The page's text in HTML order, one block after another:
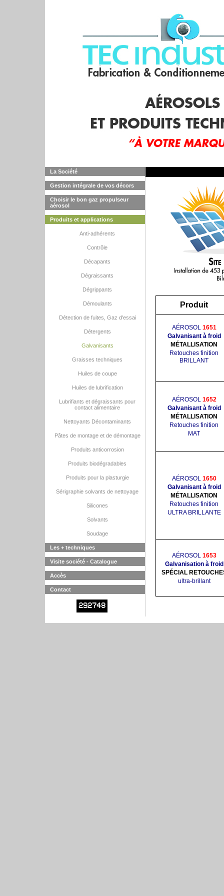
La Société
Gestion intégrale de vos décors
Choisir le bon gaz propulseur
aérosol
Produits et applications
Anti-adhérents
Contrôle
Décapants
Dégraissants
Dégrippants
Démoulants
Détection de fuites, Gaz d'essai
Détergents
Galvanisants
Graisses techniques
Huiles de coupe
Huiles de lubrification
Lubrifiants et dégraissants pour
contact alimentaire
Nettoyants Décontaminants
Pâtes de montage et de démontage
Produits anticorrosion
Produits biodégradables
Produits pour la plasturgie
Sérigraphie solvants de nettoyage
Silicones
Solvants
Soudage
Les + techniques
Visite société - Catalogue
Accès
Contact
292748
Produit
AÉROSOL 1651
Galvanisant à froid
MÉTALLISATION
Retouches finition
BRILLANT
AÉROSOL 1652
Galvanisant à froid
MÉTALLISATION
Retouches finition
MAT
AÉROSOL 1650
Galvanisant à froid
MÉTALLISATION
Retouches finition
ULTRA BRILLANTE
AÉROSOL 1653
Galvanisation à froid
SPÉCIAL
ultra-brillant